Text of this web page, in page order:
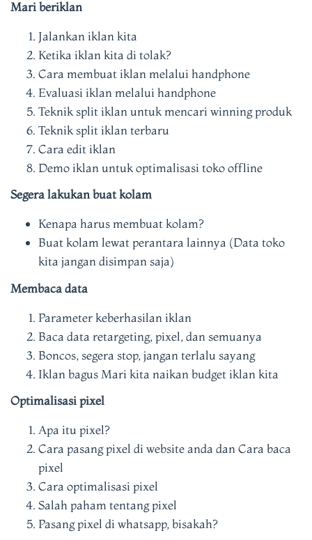
Mari beriklan
Jalankan iklan kita
Ketika iklan kita di tolak?
Cara membuat iklan melalui handphone
Evaluasi iklan melalui handphone
Teknik split iklan untuk mencari winning produk
Teknik split iklan terbaru
Cara edit iklan
Demo iklan untuk optimalisasi toko offline
Segera lakukan buat kolam
Kenapa harus membuat kolam?
Buat kolam lewat perantara lainnya (Data toko
kita jangan disimpan saja)
Membaca data
Parameter keberhasilan iklan
Baca data retargeting, pixel, dan semuanya
Boncos, segera stop, jangan terlalu sayang
Iklan bagus Mari kita naikan budget iklan kita
Optimalisasi pixel
Apa itu pixel?
Cara pasang pixel di website anda dan Cara baca
pixel
Cara optimalisasi pixel
Salah paham tentang pixel
Pasang pixel di whatsapp, bisakah?